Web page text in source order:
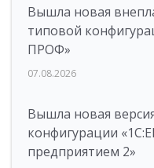
Вышла новая
типовой
ПРОФ»
07.08.2026
Вышла новая
конфигурации
предприятием 2»